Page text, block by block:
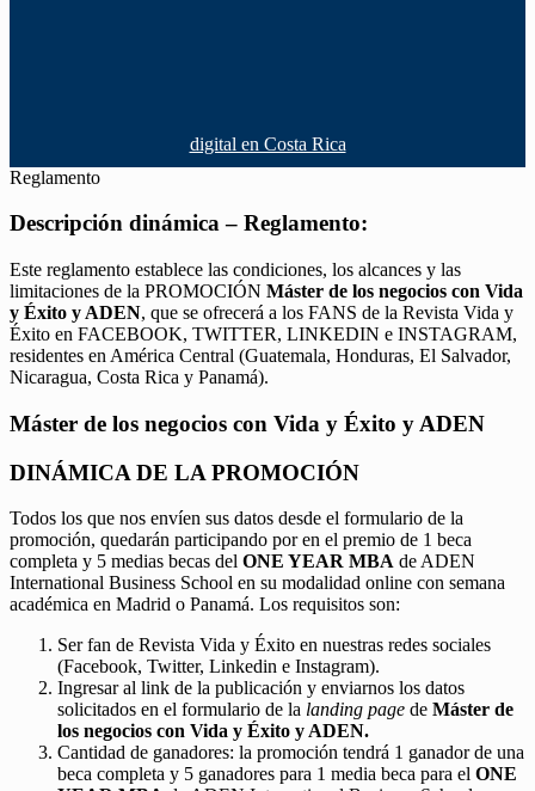
digital en Costa Rica
Reglamento
Descripción dinámica – Reglamento:
Este reglamento establece las condiciones, los alcances y las
limitaciones de la PROMOCIÓN Máster de los negocios con Vida
y Éxito y ADEN, que se ofrecerá a los FANS de la Revista Vida y
Éxito en FACEBOOK, TWITTER, LINKEDIN e INSTAGRAM,
residentes en América Central (Guatemala, Honduras, El Salvador,
Nicaragua, Costa Rica y Panamá).
Máster de los negocios con Vida y Éxito y ADEN
DINÁMICA DE LA PROMOCIÓN
Todos los que nos envíen sus datos desde el formulario de la
promoción, quedarán participando por en el premio de 1 beca
completa y 5 medias becas del ONE YEAR MBA de ADEN
International Business School en su modalidad online con semana
académica en Madrid o Panamá. Los requisitos son:
Ser fan de Revista Vida y Éxito en nuestras redes sociales
(Facebook, Twitter, Linkedin e Instagram).
Ingresar al link de la publicación y enviarnos los datos
solicitados en el formulario de la landing page de Máster de
los negocios con Vida y Éxito y ADEN.
Cantidad de ganadores: la promoción tendrá 1 ganador de una
beca completa y 5 ganadores para 1 media beca para el ONE